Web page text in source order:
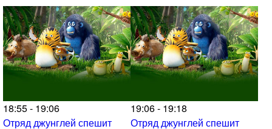
18:55 - 19:06
Отряд джунглей спешит
19:06 - 19:18
Отряд джунглей спешит